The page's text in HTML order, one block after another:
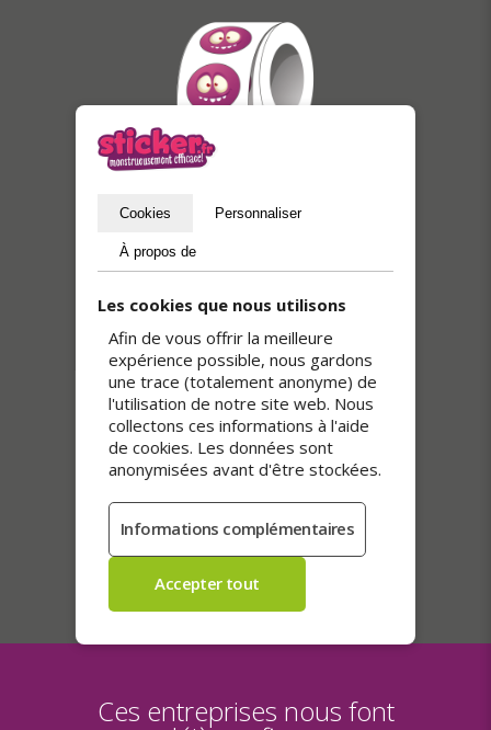
Stickers et étiquettes en rouleau
Ces entreprises nous font
Cookies Personnaliser
À propos de
Les cookies que nous utilisons
Afin de vous offrir la meilleure
expérience possible, nous gardons
une trace (totalement anonyme) de
l'utilisation de notre site web. Nous
collectons ces informations à l'aide
de cookies. Les données sont
anonymisées avant d'être stockées.